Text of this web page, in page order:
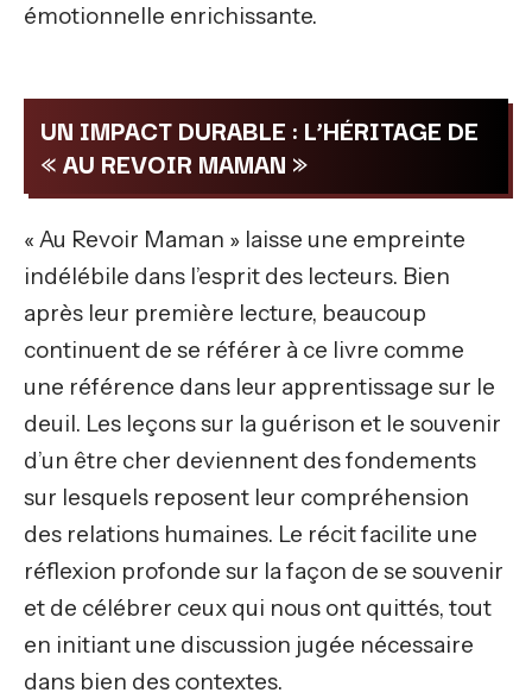
émotionnelle enrichissante.
UN IMPACT DURABLE : L’HÉRITAGE DE
« AU REVOIR MAMAN »
« Au Revoir Maman » laisse une empreinte
indélébile dans l’esprit des lecteurs. Bien
après leur première lecture, beaucoup
continuent de se référer à ce livre comme
une référence dans leur apprentissage sur le
deuil. Les leçons sur la guérison et le souvenir
d’un être cher deviennent des fondements
sur lesquels reposent leur compréhension
des relations humaines. Le récit facilite une
réflexion profonde sur la façon de se souvenir
et de célébrer ceux qui nous ont quittés, tout
en initiant une discussion jugée nécessaire
dans bien des contextes.